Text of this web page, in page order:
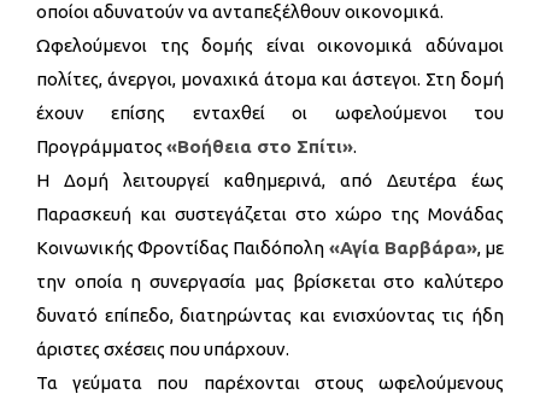
οποίοι αδυνατούν να ανταπεξέλθουν οικονομικά.
Ωφελούμενοι της δομής είναι οικονομικά αδύναμοι
πολίτες, άνεργοι, μοναχικά άτομα και άστεγοι. Στη δομή
έχουν επίσης ενταχθεί οι ωφελούμενοι του
Προγράμματος «Βοήθεια στο Σπίτι».
Η Δομή λειτουργεί καθημερινά, από Δευτέρα έως
Παρασκευή και συστεγάζεται στο χώρο της Μονάδας
Κοινωνικής Φροντίδας Παιδόπολη «Αγία Βαρβάρα», με
την οποία η συνεργασία μας βρίσκεται στο καλύτερο
δυνατό επίπεδο, διατηρώντας και ενισχύοντας τις ήδη
άριστες σχέσεις που υπάρχουν.
Τα γεύματα που παρέχονται στους ωφελούμενους